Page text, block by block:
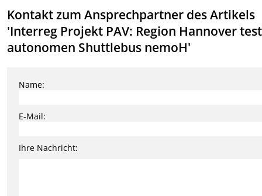
Kontakt zum Ansprechpartner des Artikels
'Interreg Projekt PAV: Region Hannover
autonomen Shuttlebus nemoH'
Name:
E-Mail:
Ihre Nachricht: